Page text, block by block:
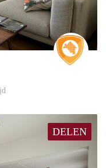
Real
DELEN